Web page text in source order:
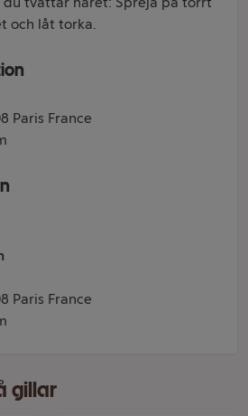
och låt torka.
Paris France
Paris France
gillar